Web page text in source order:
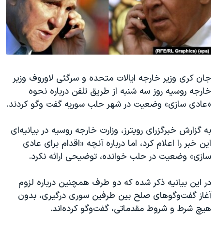
فرهنگ و زندگی
حقوق شهروندی
اقتصادی
اسرائیل در جنگ
گالری عکس
انتخابات ریاست جمهوری آمریکا ۲۰۲۴
حمله جمهوری اسلامی به اسرائیل
ورزش زنان در ایران
اعتراضات زن، زندگی، آزادی
تریبونال مردمی آبان ۹۸
دادگاه حمید نوری
قانون شفافیت دارائی کادر رهبری ایران
اعتراضات مردمی آبان ۹۸
دنبال کنید
زبانهای مختلف
جان کری وزیر خارجه ایالات متحده و سرگئی لاوروف وزیر
خارجه روسیه روز سه شنبه از طریق تلفن درباره نحوه
«عادی سازی» وضعیت در شهر حلب سوریه گفت وگو کردند.
به گزارش خبرگزرای رویترز، وزارت خارجه روسیه در بیانیه‌ای
این خبر را اعلام کرد، اما درباره آنچه «اقدام برای عادی
سازی» وضعیت در حلب خوانده، توضیحی ارائه نکرد.
در این بیانیه ذکر شده که دو طرف همچنین درباره لزوم
آغاز گفت‌وگوهای صلح بین طرفین سوری درگیری، بدون
هیچ شرط و شروط مقدماتی، گفت‌وگو کرده‌اند.